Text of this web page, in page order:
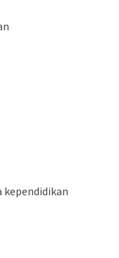
kependidikan